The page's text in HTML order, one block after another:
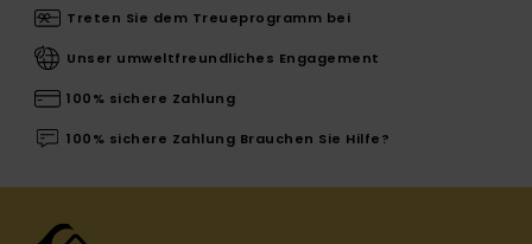
Treten Sie dem Treueprogramm bei
Unser umweltfreundliches Engagement
100% sichere Zahlung
100% sichere Zahlung Brauchen Sie Hilfe?